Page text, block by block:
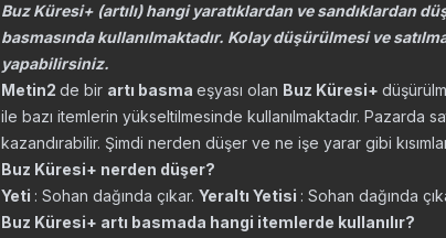
Buz Küresi+ (artılı) hangi yaratıklardan ve sandıklardan
basmasında kullanılmaktadır. Kolay düşürülmesi ve
yapabilirsiniz.
Metin2 de bir artı basma eşyası olan Buz Küresi+
ile bazı itemlerin yükseltilmesinde kullanılmaktadır. Pazarda
kazandırabilir. Şimdi nerden düşer ve ne işe yarar gibi
Buz Küresi+ nerden düşer?
Yeti : Sohan dağında çıkar. Yeraltı Yetisi : Sohan dağında
Buz Küresi+ artı basmada hangi itemlerde kullanılır?